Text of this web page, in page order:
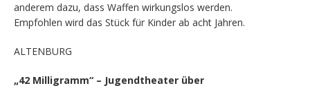
anderem dazu, dass Waffen wirkungslos werden.
Empfohlen wird das Stück für Kinder ab acht Jahren.
ALTENBURG
„42 Milligramm“ – Jugendtheater über